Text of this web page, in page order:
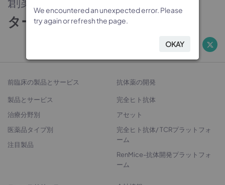
ターゲットから治療法開発へ
前臨床の製品とサービス
製品とサービス
治療分野別
医薬品タイプ別
注目製品
抗体薬の開発
完全ヒト抗体
アセット
完全ヒト抗体/ TCRプラットフォ
ーム
RenMice-抗体開発プラットフォ
ーム
We encountered an unexpected error. Please
try again or refresh the page.
OKAY
We encountered an unexpected error. Please
try again or refresh the page.
OKAY
We encountered an unexpected error. Please
try again or refresh the page.
OKAY
We encountered an unexpected error. Please
try again or refresh the page.
OKAY